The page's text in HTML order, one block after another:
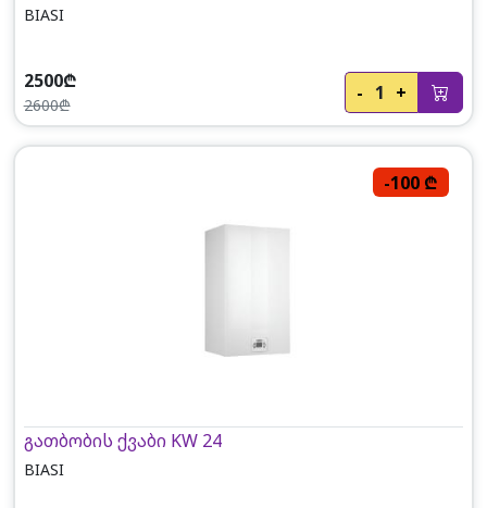
BIASI
2500₾
2600₾
- 1 +
-100 ₾
გათბობის ქვაბი KW 24
BIASI